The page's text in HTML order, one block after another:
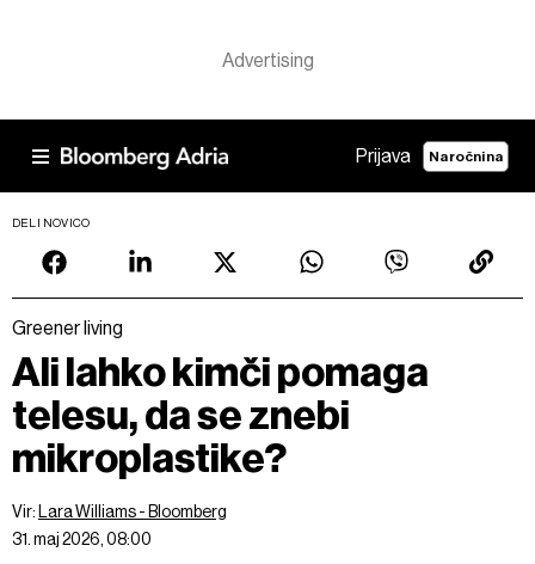
Prijava Naročnina
DELI NOVICO
Greener living
Ali lahko kimči pomaga
telesu, da se znebi
mikroplastike?
Vir:
Lara Williams - Bloomberg
31. maj 2026, 08:00